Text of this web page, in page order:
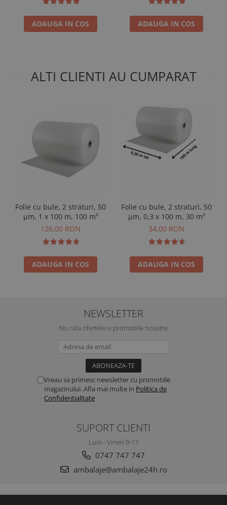
ADAUGA IN COS ADAUGA IN COS
ALTI CLIENTI AU CUMPARAT
Folie cu bule, 2 straturi, 50
µm, 1 x 100 m, 100 m²
126,00 RON
ADAUGA IN COS
Folie cu bule, 2 straturi, 50
µm, 0,3 x 100 m, 30 m²
34,00 RON
ADAUGA IN COS
NEWSLETTER
Nu rata ofertele si promotiile noastre
Vreau sa primesc newsletter cu promotiile
magazinului. Afla mai multe in Politica de
Confidentialitate
SUPORT CLIENTI
Luni - Vineri 9-17
0747 747 747
ambalaje@ambalaje24h.ro